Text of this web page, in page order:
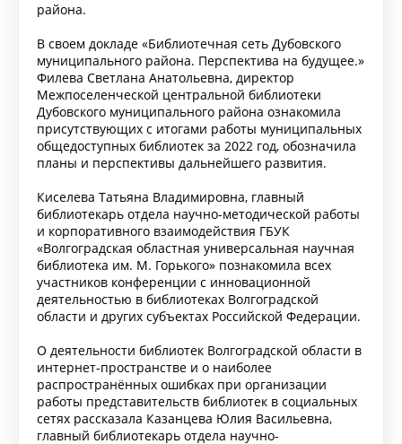
района.
В своем докладе «Библиотечная сеть Дубовского
муниципального района. Перспектива на будущее.»
Филева Светлана Анатольевна, директор
Межпоселенческой центральной библиотеки
Дубовского муниципального района ознакомила
присутствующих с итогами работы муниципальных
общедоступных библиотек за 2022 год, обозначила
планы и перспективы дальнейшего развития.
Киселева Татьяна Владимировна, главный
библиотекарь отдела научно-методической работы
и корпоративного взаимодействия ГБУК
«Волгоградская областная универсальная научная
библиотека им. М. Горького» познакомила всех
участников конференции с инновационной
деятельностью в библиотеках Волгоградской
области и других субъектах Российской Федерации.
О деятельности библиотек Волгоградской области в
интернет-пространстве и о наиболее
распространённых ошибках при организации
работы представительств библиотек в социальных
сетях рассказала Казанцева Юлия Васильевна,
главный библиотекарь отдела научно-